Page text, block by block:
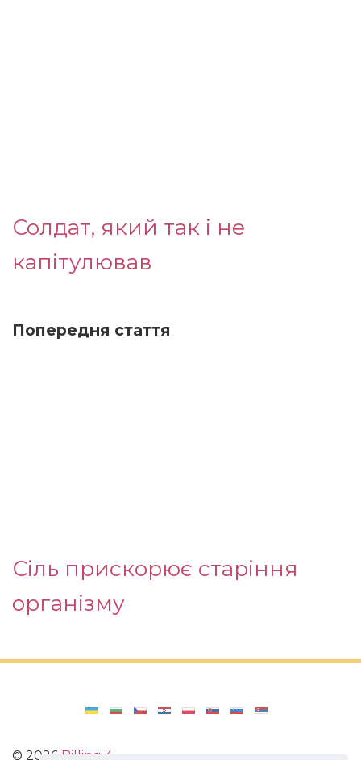
Солдат, який так і не
капітулював
Попередня стаття
Сіль прискорює старіння
організму
© 2026 Billing 4